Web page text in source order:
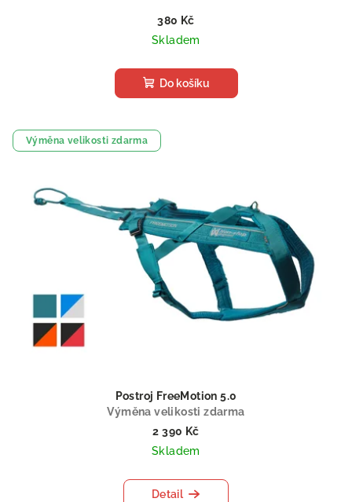
380 Kč
Skladem
Do košíku
Výměna velikosti zdarma
Postroj FreeMotion 5.0
Výměna velikosti zdarma
2 390 Kč
Skladem
Detail